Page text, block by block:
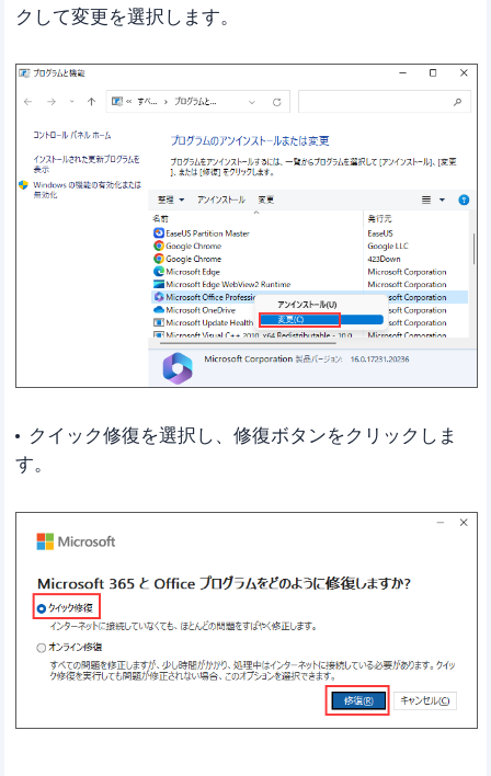
クして変更を選択します。
クイック修復を選択し、修復ボタンをクリックしま
す。